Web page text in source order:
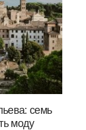
семь
моду